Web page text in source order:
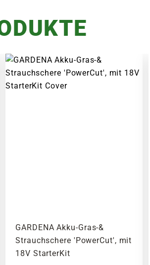
GARDENA Akku-Gras-&
Strauchschere 'PowerCut', mit
18V StarterKit